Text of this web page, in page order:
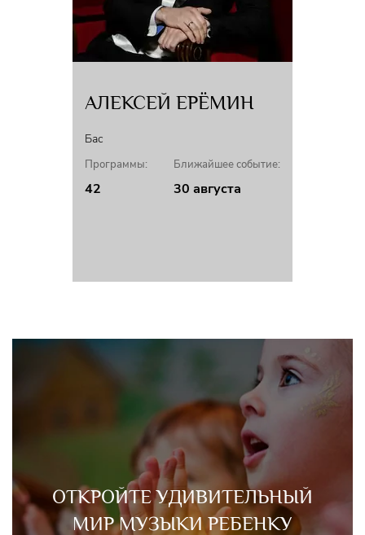
АЛЕКСЕЙ ЕРЁМИН
Бас
Программы:
42
Ближайшее событие:
30 августа
ОТКРОЙТЕ УДИВИТЕЛЬНЫЙ
МИР МУЗЫКИ РЕБЕНКУ